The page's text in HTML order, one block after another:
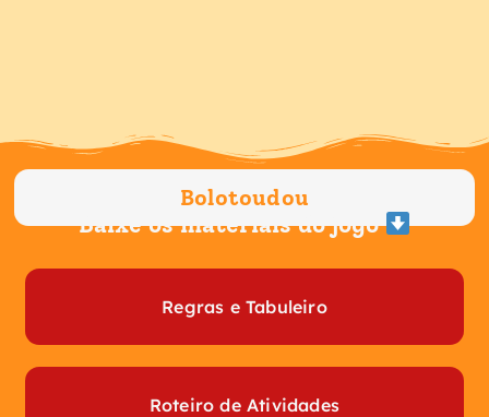
Bolotoudou
Baixe os materiais do jogo
Regras e Tabuleiro
Roteiro de Atividades